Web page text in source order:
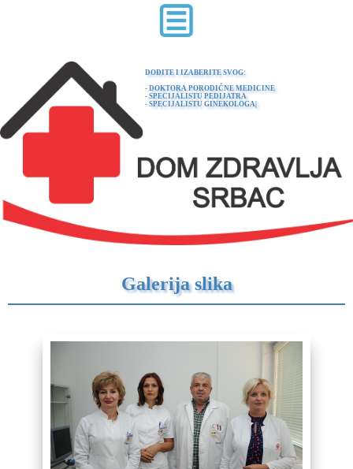
DOĐITE I IZABERITE SVOG:
- DOKTORA PORODIČNE MEDICINE
- SPECIJALISTU PEDIJATRA
- SPECIJALISTU GINEKOLOGA
Galerija slika